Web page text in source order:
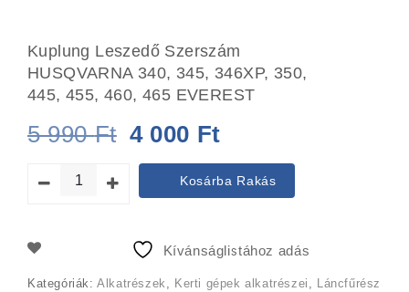
Kuplung Leszedő Szerszám
HUSQVARNA 340, 345, 346XP, 350,
445, 455, 460, 465 EVEREST
5 990Ft Original
price
was:
5
4 000 Ft
price
is:
Kosárba Rakás
Kívánságlistához adás
Kategóriák:Alkatrészek , Kerti gépek alkatrészei , Láncfűrész